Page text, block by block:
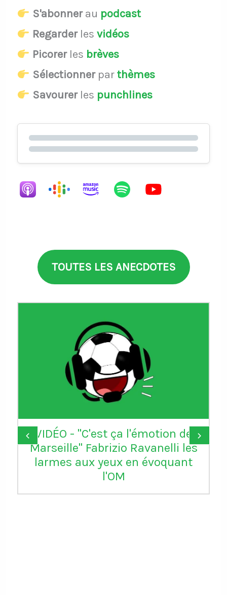
S'abonnerau podcast
Regarderles vidéos
Picorerles brèves
Sélectionnerparthèmes
Savourerles punchlines
TOUTES LES ANECDOTES
VIDÉO - "C'est ça l'émotion de
Marseille" Fabrizio Ravanelli les
larmes aux yeux en évoquant
l'OM
‹ ›